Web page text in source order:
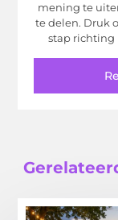
mening te
te delen. Druk
stap richting